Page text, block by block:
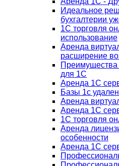
Идеальное
бухгалтерии
1С торговля
использование
Аренда
расширение
Преимущества
для 1С
Аренда 1С
Базы 1с
Аренда
Аренда 1С
1С торговля
Аренда
особенности
Аренда 1С